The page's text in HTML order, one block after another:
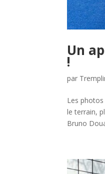
Un
!
par
Les
le terrain,
Bruno